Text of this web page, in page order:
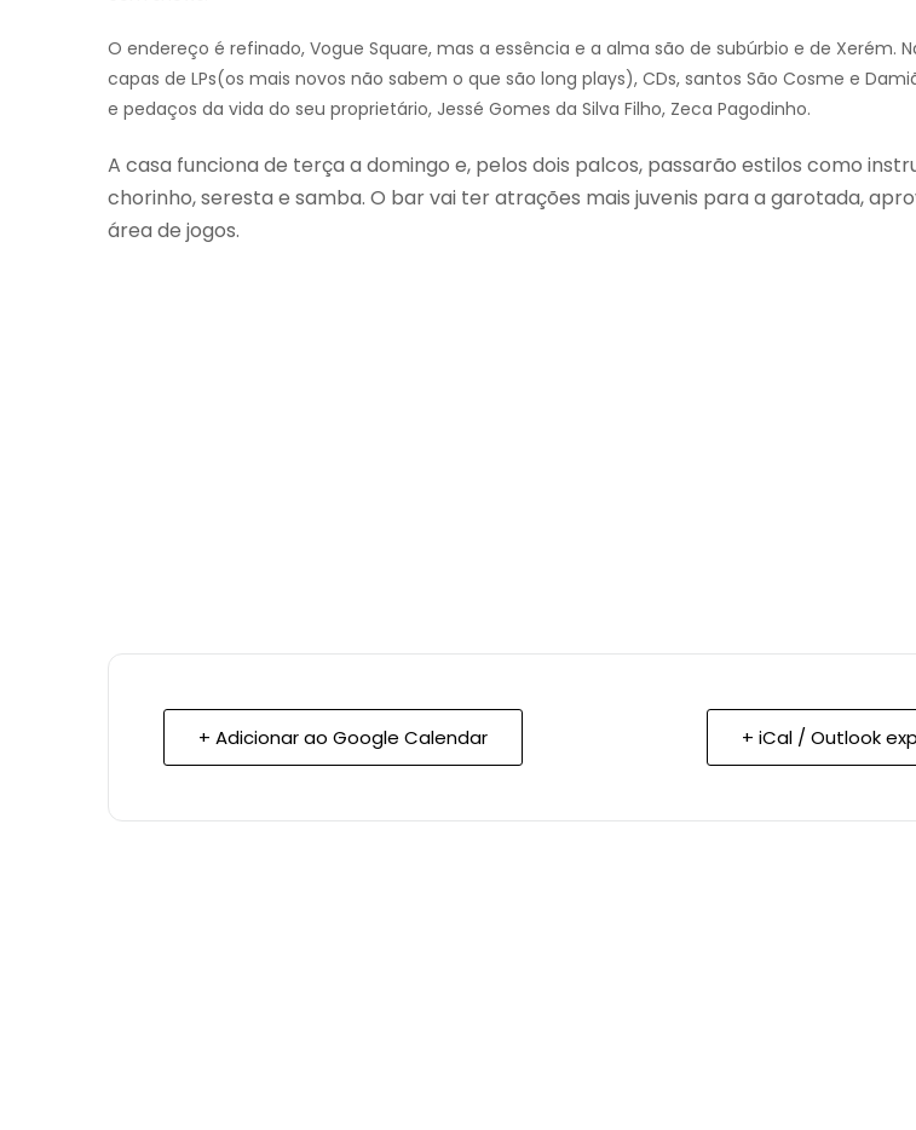
O endereço é refinado, Vogue Square, mas a essência e a alma são de subúrbio e de Xerém.
capas de LPs(os mais novos não sabem o que são long plays), CDs, santos São Cosme e
e pedaços da vida do seu proprietário, Jessé Gomes da Silva Filho, Zeca Pagodinho.
A casa funciona de terça a domingo e, pelos dois palcos, passarão estilos como
chorinho, seresta e samba. O bar vai ter atrações mais juvenis para a garotada,
área de jogos.
+ Adicionar ao Google Calendar + iCal / Outlook